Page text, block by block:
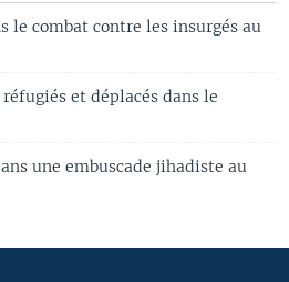
le combat contre les insurgés au
et déplacés dans le
une embuscade jihadiste au